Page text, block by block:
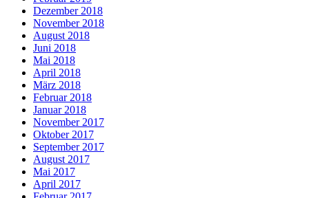
Dezember 2018
November 2018
August 2018
Juni 2018
Mai 2018
April 2018
März 2018
Februar 2018
Januar 2018
November 2017
Oktober 2017
September 2017
August 2017
Mai 2017
April 2017